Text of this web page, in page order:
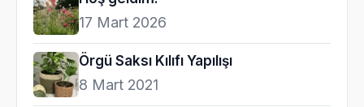
17 Mart 2026
Örgü Saksı Kılıfı Yapılışı
8 Mart 2021